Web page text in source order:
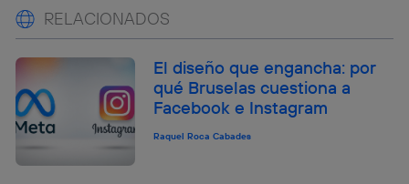
RELACIONADOS
El diseño que engancha: por
qué Bruselas cuestiona a
Facebook e Instagram
Raquel Roca Cabades